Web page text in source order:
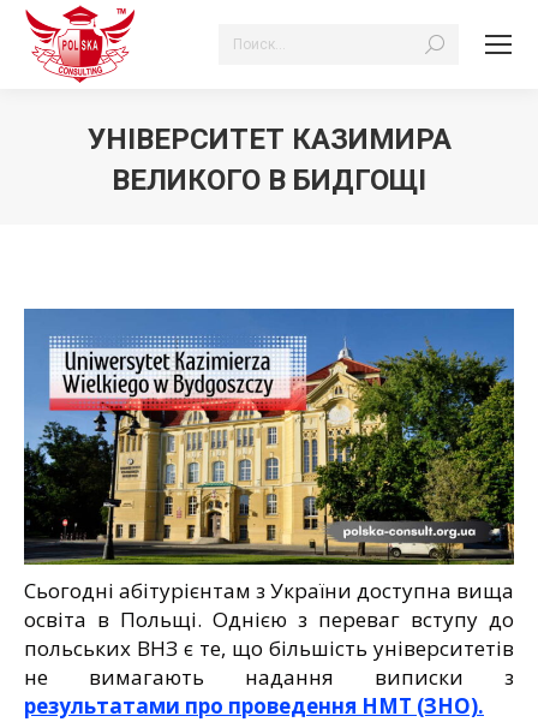
Search:
УНІВЕРСИТЕТ КАЗИМИРА
ВЕЛИКОГО В БИДГОЩІ
Сьогодні абітурієнтам з України доступна вища
освіта в Польщі. Однією з переваг вступу до
польських ВНЗ є те, що більшість університетів
не вимагають надання виписки з
результатами про проведення НМТ (ЗНО).